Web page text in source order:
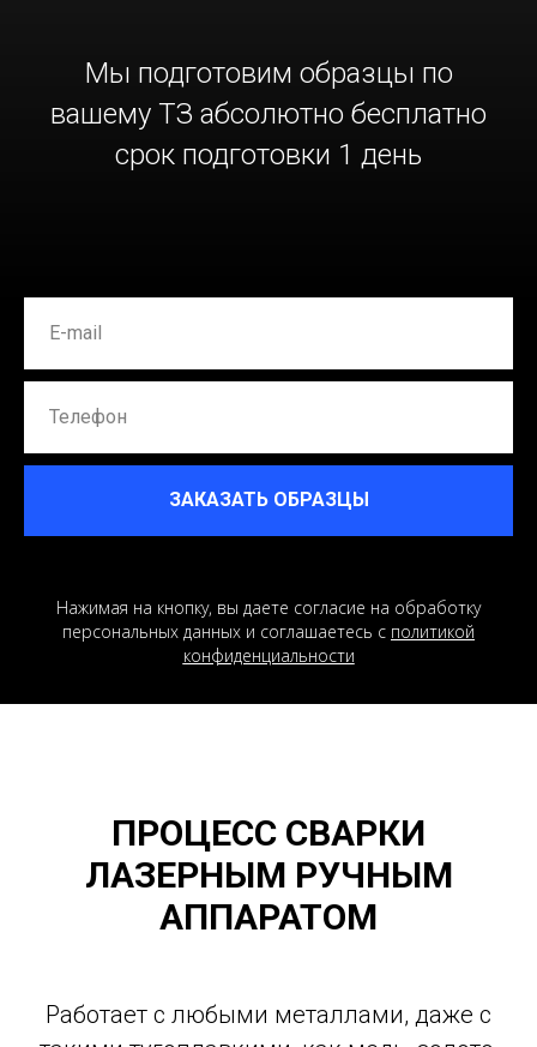
Мы подготовим образцы по
вашему ТЗ абсолютно бесплатно
срок подготовки 1 день
ЗАКАЗАТЬ ОБРАЗЦЫ
Нажимая на кнопку, вы даете согласие на обработку
персональных данных и соглашаетесь c политикой
конфиденциальности
ПРОЦЕСС СВАРКИ
ЛАЗЕРНЫМ РУЧНЫМ
АППАРАТОМ
Работает с любыми металлами, даже с